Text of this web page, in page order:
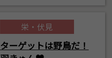
栄・伏見
ターゲットは野鳥だ！